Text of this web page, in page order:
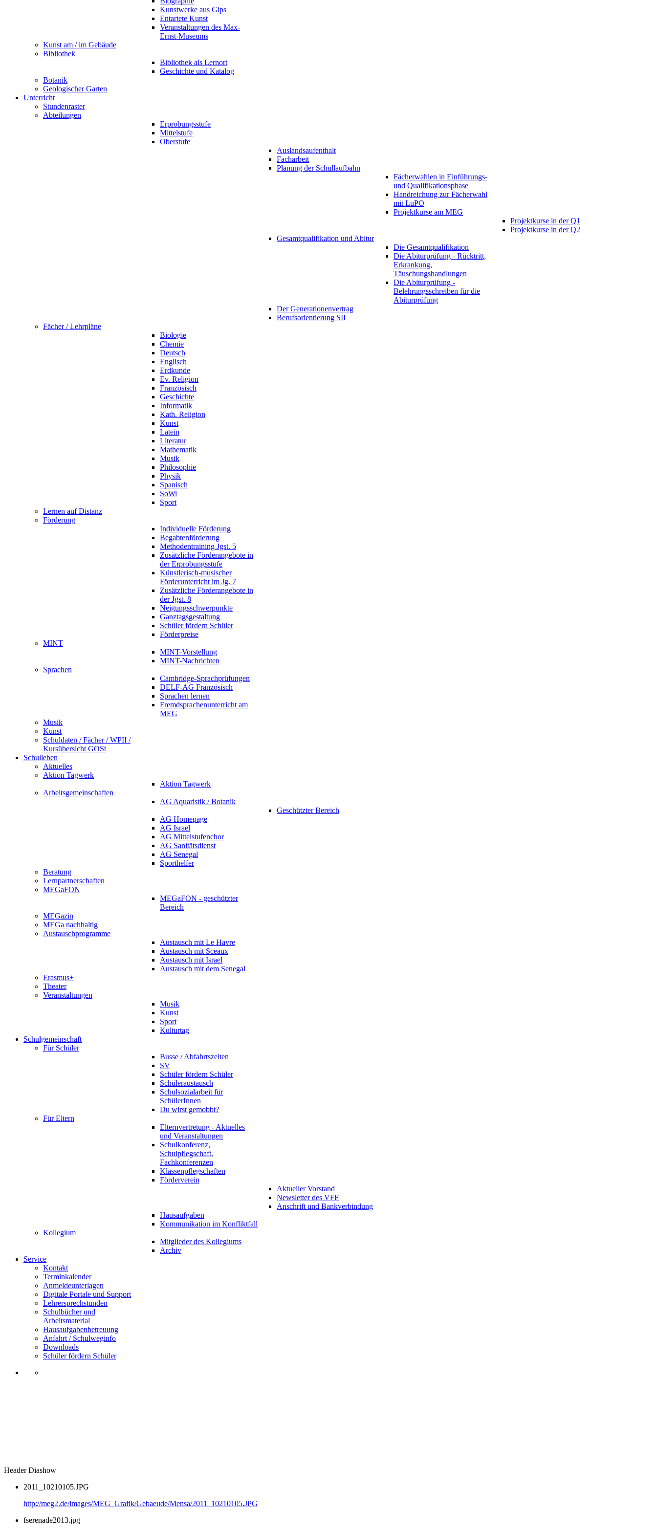
Kunstwerke aus Gips
Entartete Kunst
Veranstaltungen des Max-
Ernst-Museums
Kunst am / im Gebäude
Bibliothek
Bibliothek als Lernort
Geschichte und Katalog
Botanik
Geologischer Garten
Unterricht
Stundenraster
Abteilungen
Erprobungsstufe
Mittelstufe
Oberstufe
Auslandsaufenthalt
Facharbeit
Planung der Schullaufbahn
Fächerwahlen in Einführungs-
und Qualifikationsphase
Handreichung zur Fächerwahl
mit LuPO
Projektkurse am MEG
Projektkurse in der Q1
Projektkurse in der Q2
Gesamtqualifikation und Abitur
Die Gesamtqualifikation
Die Abiturprüfung - Rücktritt,
Erkrankung,
Täuschungshandlungen
Die Abiturprüfung -
Belehrungsschreiben für die
Abiturprüfung
Der Generationenvertrag
Berufsorientierung SII
Fächer / Lehrpläne
Biologie
Chemie
Deutsch
Englisch
Erdkunde
Ev. Religion
Französisch
Geschichte
Informatik
Kath. Religion
Kunst
Latein
Literatur
Mathematik
Musik
Philosophie
Physik
Spanisch
SoWi
Sport
Lernen auf Distanz
Förderung
Individuelle Förderung
Begabtenförderung
Methodentraining Jgst. 5
Zusätzliche Förderangebote in
der Erprobungsstufe
Künstlerisch-musischer
Förderunterricht im Jg. 7
Zusätzliche Förderangebote in
der Jgst. 8
Neigungsschwerpunkte
Ganztagsgestaltung
Schüler fördern Schüler
Förderpreise
MINT
MINT-Vorstellung
MINT-Nachrichten
Sprachen
Cambridge-Sprachprüfungen
DELF-AG Französisch
Sprachen lernen
Fremdsprachenunterricht am
MEG
Musik
Kunst
Schuldaten / Fächer / WPII /
Kursübersicht GOSt
Schulleben
Aktuelles
Aktion Tagwerk
Aktion Tagwerk
Arbeitsgemeinschaften
AG Aquaristik / Botanik
Geschützter Bereich
AG Homepage
AG Israel
AG Mittelstufenchor
AG Sanitätsdienst
AG Senegal
Sporthelfer
Beratung
Lernpartnerschaften
MEGaFON
MEGaFON - geschützter
Bereich
MEGazin
MEGa nachhaltig
Austauschprogramme
Austausch mit Le Havre
Austausch mit Sceaux
Austausch mit Israel
Austausch mit dem Senegal
Erasmus+
Theater
Veranstaltungen
Musik
Kunst
Sport
Kulturtag
Schulgemeinschaft
Für Schüler
Busse / Abfahrtszeiten
SV
Schüler fördern Schüler
Schüleraustausch
Schulsozialarbeit für
SchülerInnen
Du wirst gemobbt?
Für Eltern
Elternvertretung - Aktuelles
und Veranstaltungen
Schulkonferenz,
Schulpflegschaft,
Fachkonferenzen
Klassenpflegschaften
Förderverein
Aktueller Vorstand
Newsletter des VFF
Anschrift und Bankverbindung
Hausaufgaben
Kommunikation im Konfliktfall
Kollegium
Mitglieder des Kollegiums
Archiv
Service
Kontakt
Terminkalender
Anmeldeunterlagen
Digitale Portale und Support
Lehrersprechstunden
Schulbücher und
Arbeitsmaterial
Hausaufgabenbetreuung
Anfahrt / Schulweginfo
Downloads
Schüler fördern Schüler
Header Diashow
2011_10210105.JPG
http://meg2.de/images/MEG_Grafik/Gebaeude/Mensa/2011_10210105.JPG
fserenade2013.jpg